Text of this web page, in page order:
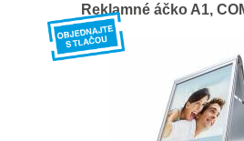
Reklamné áčko A1,